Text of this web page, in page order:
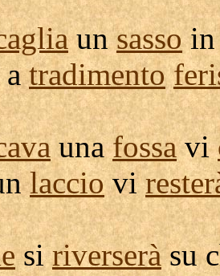
unsasso
atradimento
unafossavi
lacciovi
siriverseràsu